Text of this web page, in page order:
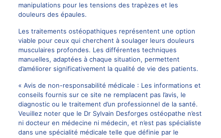
manipulations pour les tensions des trapèzes et les
douleurs des épaules.
Les traitements ostéopathiques représentent une option
viable pour ceux qui cherchent à soulager leurs douleurs
musculaires profondes. Les différentes techniques
manuelles, adaptées à chaque situation, permettent
d’améliorer significativement la qualité de vie des patients.
« Avis de non-responsabilité médicale : Les informations et
conseils fournis sur ce site ne remplacent pas l’avis, le
diagnostic ou le traitement d’un professionnel de la santé.
Veuillez noter que le Dr Sylvain Desforges ostéopathe n’est
ni docteur en médecine ni médecin, et n’est pas spécialiste
dans une spécialité médicale telle que définie par le